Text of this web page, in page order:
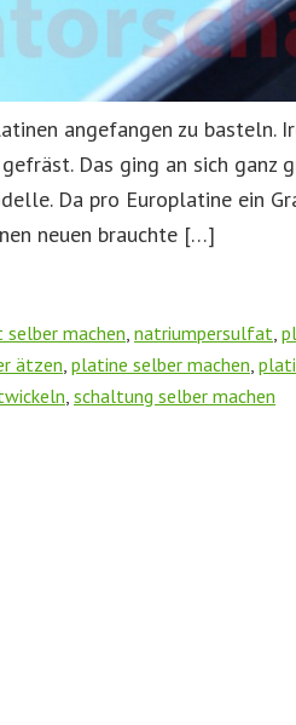
angefangen zu basteln.
Das ging an sich ganz
Da pro Europlatine ein
neuen brauchte […]
machen natriumpersulfat
ätzen platine selber machen
schaltung selber machen